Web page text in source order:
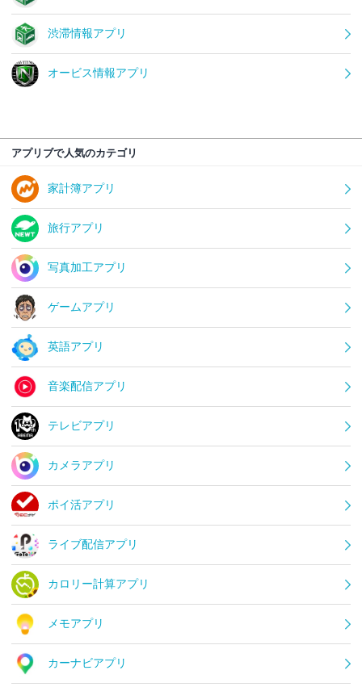
渋滞情報アプリ
オービス情報アプリ
アプリブで人気のカテゴリ
家計簿アプリ
旅行アプリ
写真加工アプリ
ゲームアプリ
英語アプリ
音楽配信アプリ
テレビアプリ
カメラアプリ
ポイ活アプリ
ライブ配信アプリ
カロリー計算アプリ
メモアプリ
カーナビアプリ